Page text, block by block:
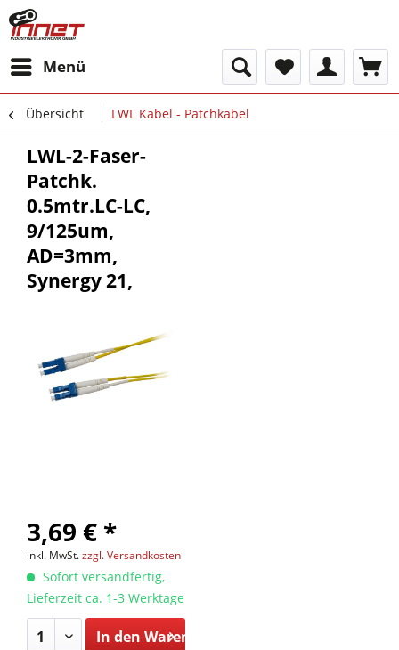
Menü
Übersicht LWL Kabel - Patchkabel
LWL-2-Faser-
Patchk.
0.5mtr.LC-LC,
9/125um,
AD=3mm,
Synergy 21,
3,69 € *
inkl. MwSt.zzgl. Versandkosten
Sofort versandfertig,
Lieferzeit ca. 1-3 Werktage
In den Warenkorb